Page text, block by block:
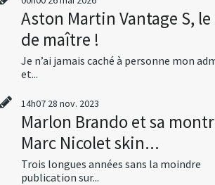
Aston Martin Vantage S,
de maître !
Je n’ai jamais caché à personne mon
et...
14h07 28 nov. 2023
Marlon Brando et sa
Marc Nicolet skin...
Trois longues années sans la moindre
publication sur...